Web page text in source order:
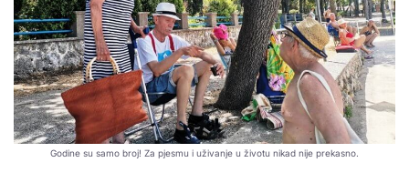
Godine su samo broj! Za pjesmu i uživanje u životu nikad nije prekasno.